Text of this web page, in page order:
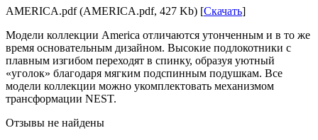
AMERICA.pdf (AMERICA.pdf, 427 Kb) [Скачать]
Модели коллекции America отличаются утонченным и в то же
время основательным дизайном. Высокие подлокотники с
плавным изгибом переходят в спинку, образуя уютный
«уголок» благодаря мягким подспинным подушкам. Все
модели коллекции можно укомплектовать механизмом
трансформации NEST.
Отзывы не найдены